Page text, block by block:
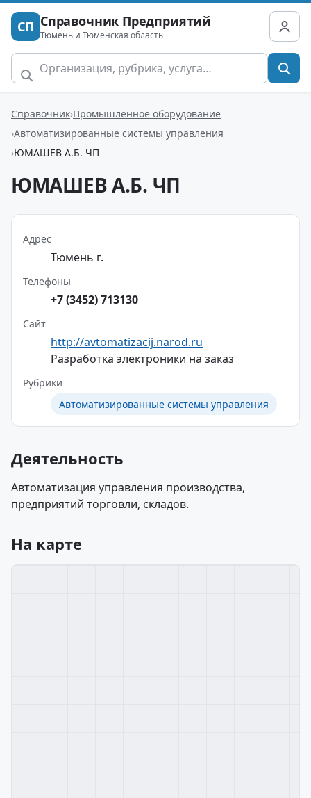
СП Справочник Предприятий
Тюмень и Тюменская область
Справочник Промышленное оборудование
Автоматизированные системы управления
ЮМАШЕВ А.Б. ЧП
ЮМАШЕВ А.Б. ЧП
Адрес
Тюмень г.
Телефоны
+7 (3452) 713130
Сайт
http://avtomatizacij.narod.ru
Разработка электроники на заказ
Рубрики
Автоматизированные системы управления
Деятельность
Автоматизация управления производства,
предприятий торговли, складов.
На карте